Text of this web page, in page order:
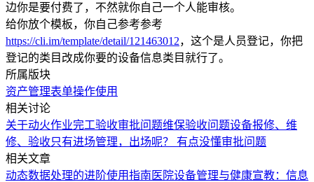
边你是要付费了，不然就你自己一个人能审核。
给你放个模板，你自己参考参考
https://cli.im/template/detail/121463012，这个是人员登记，你把
登记的类目改成你要的设备信息类目就行了。
所属版块
资产管理表单操作使用
相关讨论
关于动火作业完工验收审批问题维保验收问题设备报修、维
修、验收只有进场管理，出场呢？ 有点没懂审批问题
相关文章
动态数据处理的进阶使用指南 医院设备管理与健康宣教：信息